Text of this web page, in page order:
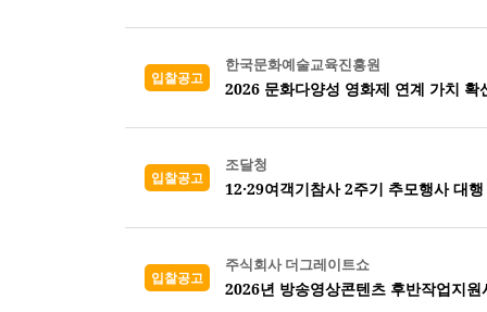
입찰공고
한국문화예술교육진흥원
2026 문화다양성 영화제 연계 가치 확
입찰공고
조달청
12·29여객기참사 2주기 추모행사 대
입찰공고
주식회사 더그레이트쇼
2026년 방송영상콘텐츠 후반작업지